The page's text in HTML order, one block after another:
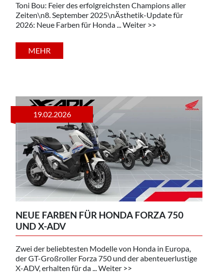
Toni Bou: Feier des erfolgreichsten Champions aller
Zeiten\n8. September 2025\nÄsthetik-Update für
2026: Neue Farben für Honda ... Weiter >>
MEHR
19.02.2026
NEUE FARBEN FÜR HONDA FORZA 750
UND X-ADV
Zwei der beliebtesten Modelle von Honda in Europa,
der GT-Großroller Forza 750 und der abenteuerlustige
X-ADV, erhalten für da ... Weiter >>